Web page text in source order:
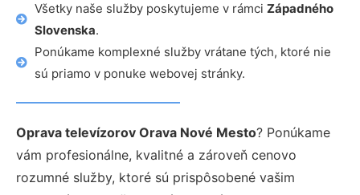
Všetky naše služby poskytujeme v rámci Západného
Slovenska.
Ponúkame komplexné služby vrátane tých, ktoré nie
sú priamo v ponuke webovej stránky.
Oprava televízorov Orava Nové Mesto? Ponúkame
vám profesionálne, kvalitné a zároveň cenovo
rozumné služby, ktoré sú prispôsobené vašim